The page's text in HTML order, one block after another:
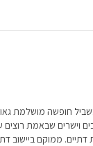
חופשה מושלמת
וישרים שבאמת רוצים
דתיים. ממוקם ביישוב